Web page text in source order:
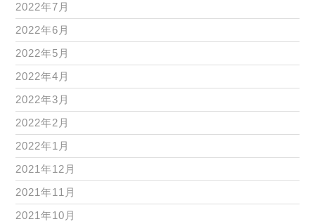
2022年7月
2022年6月
2022年5月
2022年4月
2022年3月
2022年2月
2022年1月
2021年12月
2021年11月
2021年10月